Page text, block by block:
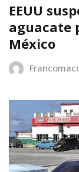
EEUU
aguacate
México